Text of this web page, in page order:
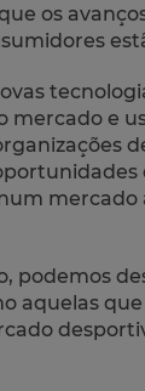
os
mercado e
podemos
aquelas